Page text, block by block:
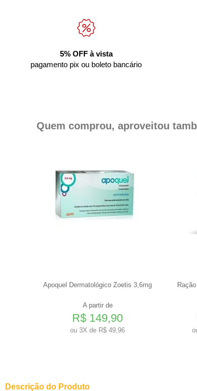
5% OFF à vista
pagamento pix ou boleto bancário
Quem comprou, aproveitou
Apoquel Dermatológico Zoetis 3,6mg
A partir de
R$ 149,90
ou 3X de R$ 49,96
Descrição do Produto